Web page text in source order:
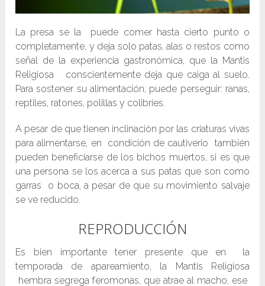
La presa se la puede comer hasta cierto punto o
completamente, y deja solo patas, alas o restos como
señal de la experiencia gastronómica, que la Mantis
Religiosa conscientemente deja que caiga al suelo.
Para sostener su alimentación, puede perseguir: ranas,
reptiles, ratones, polillas y colibríes.
A pesar de que tienen inclinación por las criaturas vivas
para alimentarse, en condición de cautiverio también
pueden beneficiarse de los bichos muertos, si es que
una persona se los acerca a sus patas que son como
garras o boca, a pesar de que su movimiento salvaje
se ve reducido.
REPRODUCCIÓN
Es bien importante tener presente que en la
temporada de apareamiento, la Mantis Religiosa
hembra segrega feromonas, que atrae al macho, ese